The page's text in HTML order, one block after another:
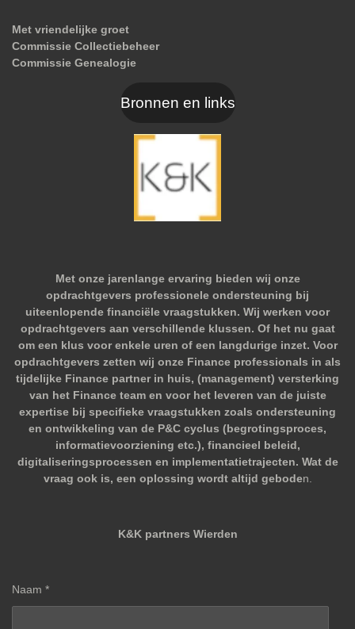
Met vriendelijke groet
Commissie Collectiebeheer
Commissie Genealogie
Bronnen en links
Met onze jarenlange ervaring bieden wij onze
opdrachtgevers professionele ondersteuning bij
uiteenlopende financiële vraagstukken. Wij werken voor
opdrachtgevers aan verschillende klussen. Of het nu gaat
om een klus voor enkele uren of een langdurige inzet. Voor
opdrachtgevers zetten wij onze Finance professionals in als
tijdelijke Finance partner in huis, (management) versterking
van het Finance team en voor het leveren van de juiste
expertise bij specifieke vraagstukken zoals ondersteuning
en ontwikkeling van de P&C cyclus (begrotingsproces,
informatievoorziening etc.), financieel beleid,
digitaliseringsprocessen en implementatietrajecten. Wat de
vraag ook is, een oplossing wordt altijd geboden.
K&K partners Wierden
Naam *